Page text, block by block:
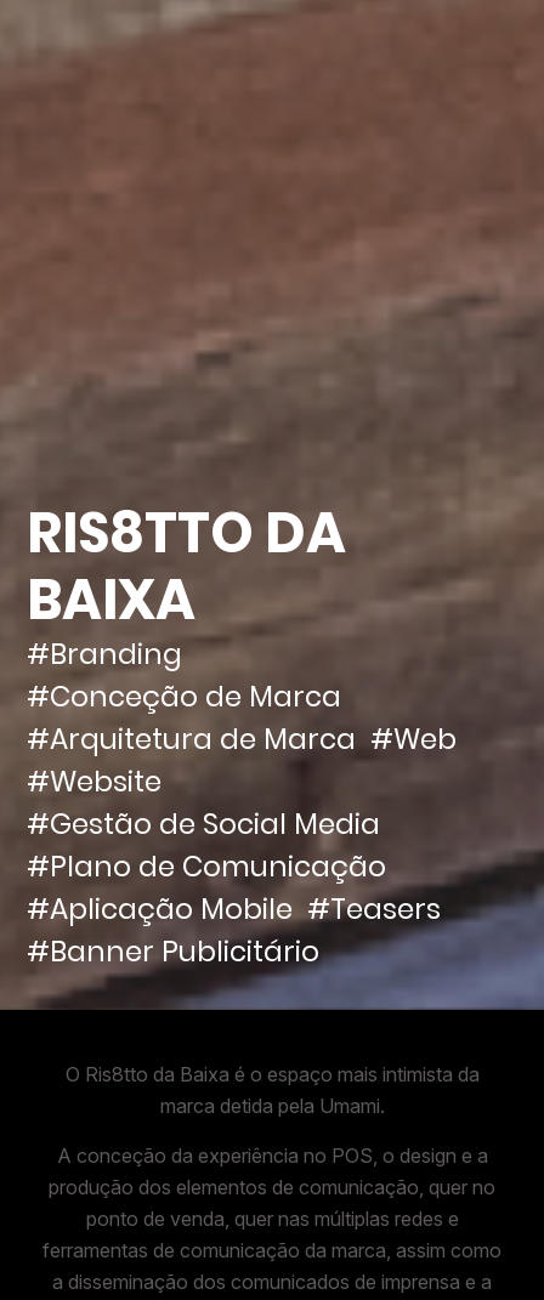
RIS8TTO DA
BAIXA
#Branding
#Conceção de Marca
#Arquitetura de Marca #Web
#Website
#Gestão de Social Media
#Plano de Comunicação
#Aplicação Mobile #Teasers
#Banner Publicitário
O Ris8tto da Baixa é o espaço mais intimista da
marca detida pela Umami.
A conceção da experiência no POS, o design e a
produção dos elementos de comunicação, quer no
ponto de venda, quer nas múltiplas redes e
ferramentas de comunicação da marca, assim como
a disseminação dos comunicados de imprensa e a